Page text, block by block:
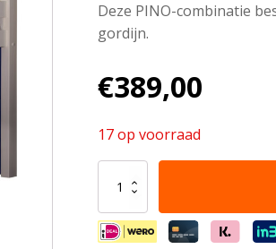
Deze PINO-combinatie
gordijn.
€389,00
17 op voorraad
PINO-
combinatie
bestaat
uit